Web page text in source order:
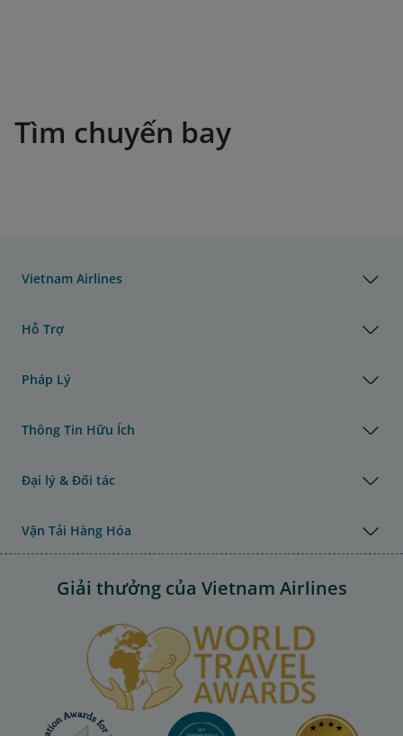
Tìm chuyến bay
Vietnam Airlines
Hỗ Trợ
Pháp Lý
Thông Tin Hữu Ích
Đại lý & Đối tác
Vận Tải Hàng Hóa
Giải thưởng của Vietnam Airlines